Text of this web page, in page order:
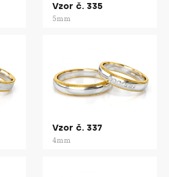
Vzor č. 335
5mm
Vzor č. 337
4mm